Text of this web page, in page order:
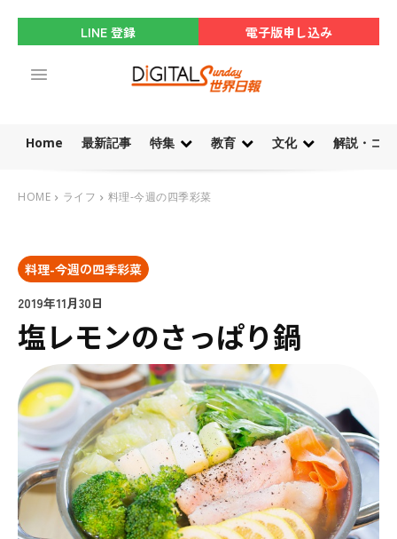
LINE 登録 電子版申し込み
Home 最新記事 特集 教育 文化 解説・コ
HOME ライフ 料理-今週の四季彩菜
料理-今週の四季彩菜
2019年11月30日
塩レモンのさっぱり鍋